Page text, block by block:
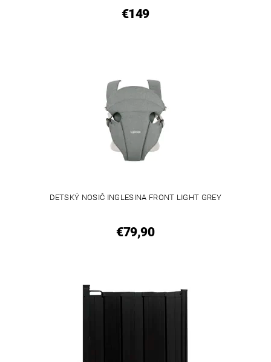
€149
DETSKÝ NOSIČ INGLESINA FRONT LIGHT GREY
€79,90